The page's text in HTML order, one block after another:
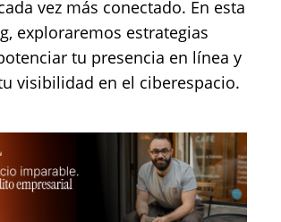
vez más conectado. En esta
exploraremos estrategias
tu presencia en línea y
visibilidad en el ciberespacio.